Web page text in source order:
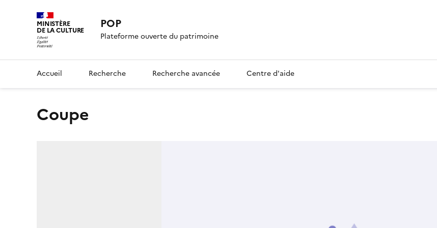
MINISTÈRE
DE LA CULTURE POP
Plateforme ouverte du patrimoine
Accueil Recherche Recherche avancée Centre d'aide
coupe